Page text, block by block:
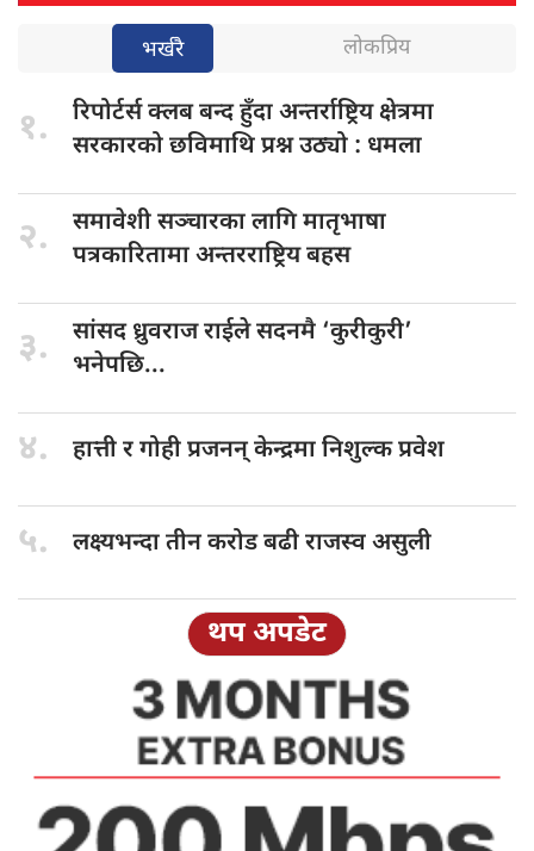
भर्खरै लोकप्रिय
१. रिपोर्टर्स क्लबबन्द हुँदा अन्तर्राष्ट्रिय क्षेत्रमा
सरकारको छविमाथि प्रश्न उठ्यो : धमला
२. समावेशी सञ्चारकालागि मातृभाषा
पत्रकारितामा अन्तरराष्ट्रिय बहस
३. सांसद ध्रुवराजराईले सदनमै ‘कुरीकुरी’
भनेपछि...
४. हात्ती रगोही प्रजनन् केन्द्रमा निशुल्क प्रवेश
५. लक्ष्यभन्दा तीनकरोड बढी राजस्व असुली
थप अपडेट